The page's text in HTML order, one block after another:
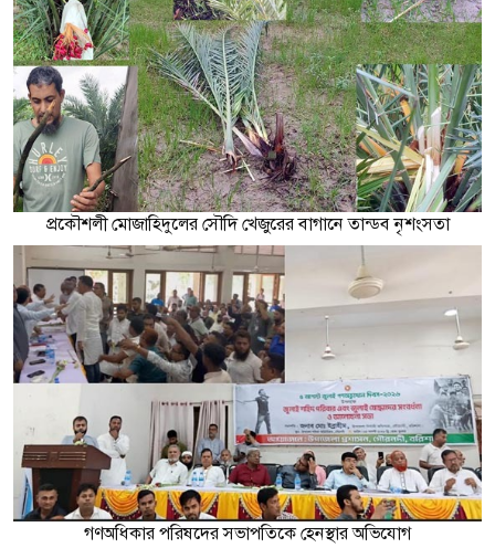
প্রকৌশলী মোজাহিদুলের সৌদি খেজুরের বাগানে তান্ডব নৃশংসতা
গণঅধিকার পরিষদের সভাপতিকে হেনস্থার অভিযোগ